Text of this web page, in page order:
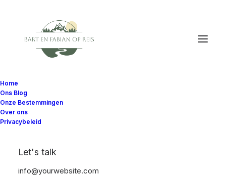
Home
Ons Blog
Onze Bestemmingen
Over ons
Privacybeleid
Let's talk
info@yourwebsite.com